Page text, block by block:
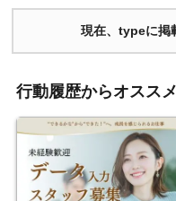
現在、typeに掲
行動履歴からオスス